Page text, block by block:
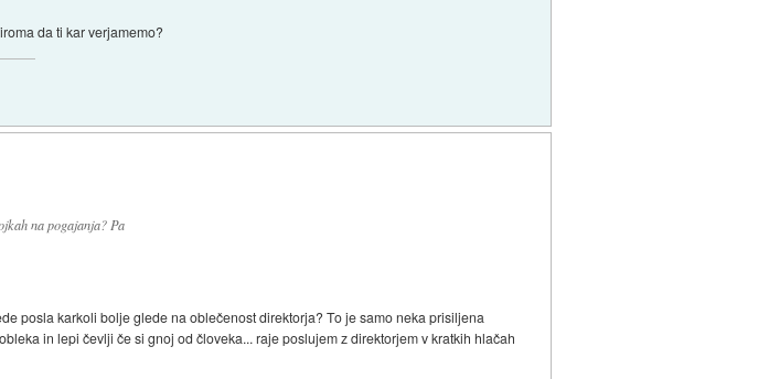
da ti kar verjamemo?
na pogajanja? Pa
posla karkoli bolje glede na oblečenost direktorja? To je samo neka prisiljena
in lepi čevlji če si gnoj od človeka... raje poslujem z direktorjem v kratkih hlačah